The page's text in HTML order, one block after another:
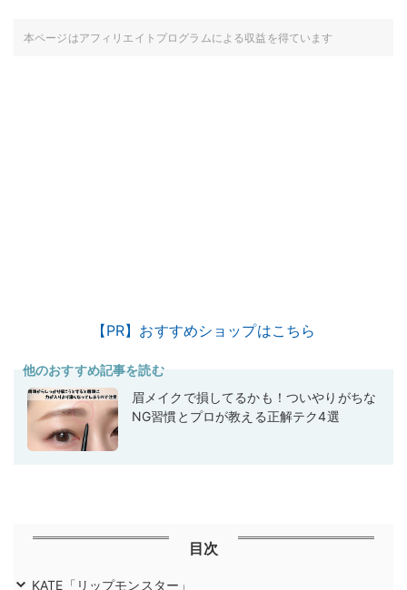
本ページはアフィリエイトプログラムによる収益を得ています
【PR】おすすめショップはこちら
他のおすすめ記事を読む
眉メイクで損してるかも！ついやりがちな
NG習慣とプロが教える正解テク4選
目次
KATE「リップモンスター」